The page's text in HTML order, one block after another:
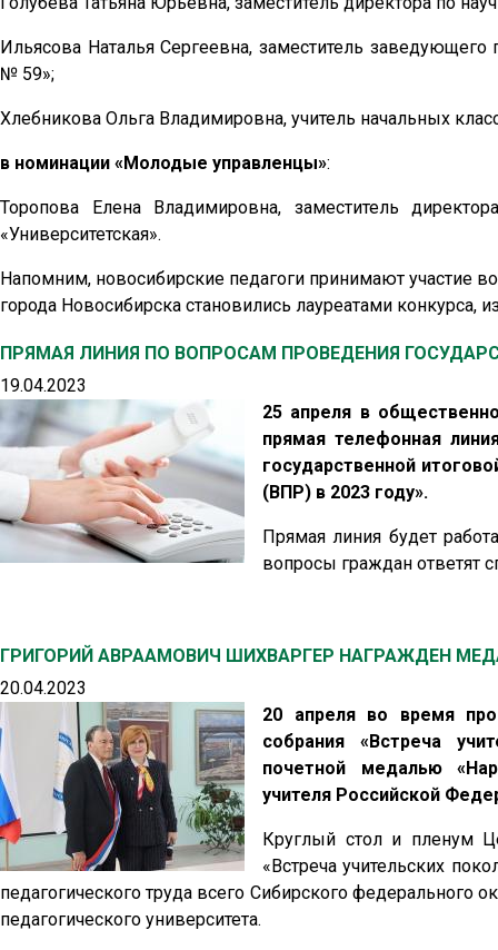
Ильясова Наталья Сергеевна, заместитель
№ 59»;
Хлебникова Ольга Владимировна, учитель начальных
в номинации «Молодые управленцы»:
Торопова Елена Владимировна, заместитель
«Университетская».
Напомним, новосибирские педагоги принимают участие
города Новосибирска становились лауреатами конкурса,
ПРЯМАЯ ЛИНИЯ ПО ВОПРОСАМ ПРОВЕДЕНИЯ
19.04.2023
25 апреля в
прямая телефонная
государственной
(ВПР) в 2023 году».
Прямая линия будет
вопросы граждан ответят
ГРИГОРИЙ АВРААМОВИЧ ШИХВАРГЕР НАГРАЖДЕН
20.04.2023
20 апреля во время
собрания «Встреча
почетной медалью
учителя Российской
Круглый стол и пленум
«Встреча учительских
педагогического труда всего Сибирского федерального
педагогического университета.